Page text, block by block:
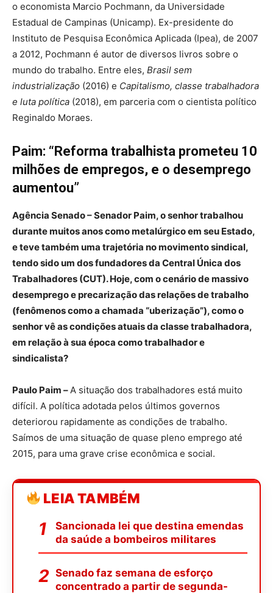
o economista Marcio Pochmann, da Universidade
Estadual de Campinas (Unicamp). Ex-presidente do
Instituto de Pesquisa Econômica Aplicada (Ipea), de 2007
a 2012, Pochmann é autor de diversos livros sobre o
mundo do trabalho. Entre eles, Brasil sem
industrialização (2016) e Capitalismo, classe trabalhadora
e luta política (2018), em parceria com o cientista político
Reginaldo Moraes.
Paim: “Reforma trabalhista prometeu 10
milhões de empregos, e o desemprego
aumentou”
Agência Senado – Senador Paim, o senhor trabalhou
durante muitos anos como metalúrgico em seu Estado,
e teve também uma trajetória no movimento sindical,
tendo sido um dos fundadores da Central Única dos
Trabalhadores (CUT). Hoje, com o cenário de massivo
desemprego e precarização das relações de trabalho
(fenômenos como a chamada “uberização”), como o
senhor vê as condições atuais da classe trabalhadora,
em relação à sua época como trabalhador e
sindicalista?
Paulo Paim –A situação dos trabalhadores está muito
difícil. A política adotada pelos últimos governos
deteriorou rapidamente as condições de trabalho.
Saímos de uma situação de quase pleno emprego até
2015, para uma grave crise econômica e social.
LEIA TAMBÉM
Sancionada lei que destina emendas
da saúde a bombeiros militares
Senado faz semana de esforço
concentrado a partir de segunda-